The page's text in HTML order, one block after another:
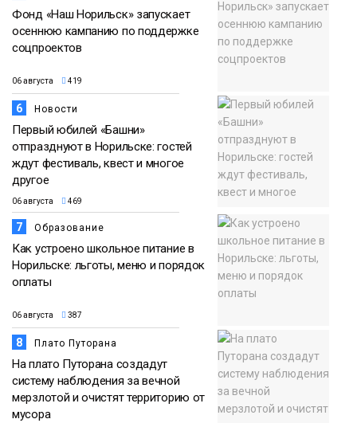
Фонд «Наш Норильск» запускает
осеннюю кампанию по поддержке
соцпроектов
06 августа 419
6 Новости
Первый юбилей «Башни»
отпразднуют в Норильске: гостей
ждут фестиваль, квест и многое
другое
06 августа 469
7 Образование
Как устроено школьное питание в
Норильске: льготы, меню и порядок
оплаты
06 августа 387
8 Плато Путорана
На плато Путорана создадут
систему наблюдения за вечной
мерзлотой и очистят территорию от
мусора